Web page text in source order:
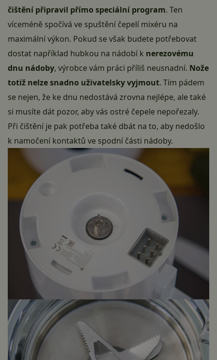
čištění připravil přímo speciální program. Ten
víceméně spočívá ve spuštění čepelí mixéru na
maximální výkon. Pokud se však budete potřebovat
dostat například hubkou na nádobí k nerezovému
dnu nádoby, výrobce vám práci příliš neusnadní. Nože
totiž nelze snadno uživatelsky vyjmout. Tím pádem
se nejen, že ke dnu nedostává zrovna nejlépe, ale také
si musíte dát pozor, aby vás ostré čepele nepořezaly.
Při čištění je pak potřeba také dbát na to, aby nedošlo
k namočení kontaktů ve spodní části nádoby.